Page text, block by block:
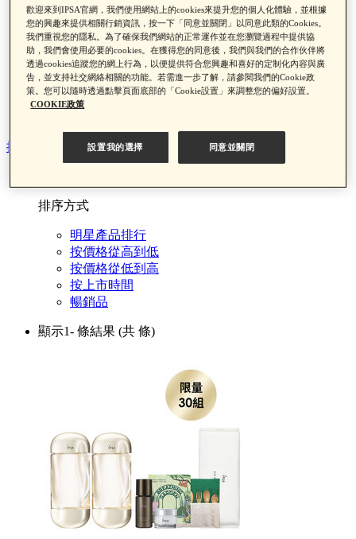
海泥面膜黑頭掰掰透亮組
粉刺掰掰角質淨化組
追光淨亮精華組
黑金神水夏日限定組
遮瑕盤夏日限定組
顆粒掰掰精華組
排序方式
排序方式
明星產品排行
按價格從高到低
按價格從低到高
按上市時間
暢銷品
顯示1- 條結果 (共 條)
歡迎來到IPSA官網，我們使用網站上的cookies來提升您的個人化體驗，並根據
您的興趣來提供相關行銷資訊，按一下「同意並關閉」以同意此類的Cookies。
我們重視您的隱私。為了確保我們網站的正常運作並在您瀏覽過程中提供協
助，我們會使用必要的cookies。在獲得您的同意後，我們與我們的合作伙伴將
透過cookies追蹤您的網上行為，以便提供符合您興趣和喜好的定制化內容與廣
告，並支持社交網絡相關的功能。若需進一步了解，請參閱我們的Cookie政
策。您可以隨時透過點擊頁面底部的「Cookie設置」來調整您的偏好設置。
COOKIE政策
設置我的選擇 同意並關閉